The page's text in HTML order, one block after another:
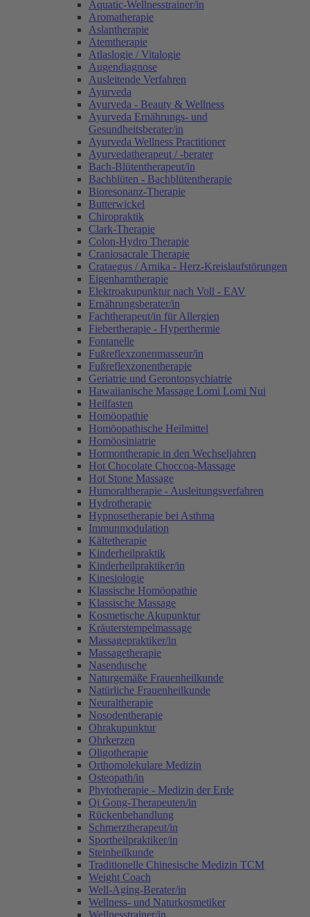
Aquatic-Wellnesstrainer/in
Aromatherapie
Aslantherapie
Atemtherapie
Atlaslogie / Vitalogie
Augendiagnose
Ausleitende Verfahren
Ayurveda
Ayurveda - Beauty & Wellness
Ayurveda Ernährungs- und
Gesundheitsberater/in
Ayurveda Wellness Practitioner
Ayurvedatherapeut / -berater
Bach-Blütentherapeut/in
Bachblüten - Bachblütentherapie
Bioresonanz-Therapie
Butterwickel
Chiropraktik
Clark-Therapie
Colon-Hydro Therapie
Craniosacrale Therapie
Crataegus / Arnika - Herz-Kreislaufstörungen
Eigenharntherapie
Elektroakupunktur nach Voll - EAV
Ernährungsberater/in
Fachtherapeut/in für Allergien
Fiebertherapie - Hyperthermie
Fontanelle
Fußreflexzonenmasseur/in
Fußreflexzonentherapie
Geriatrie und Gerontopsychiatrie
Hawaiianische Massage Lomi Lomi Nui
Heilfasten
Homöopathie
Homöopathische Heilmittel
Homöosiniatrie
Hormontherapie in den Wechseljahren
Hot Chocolate Choccoa-Massage
Hot Stone Massage
Humoraltherapie - Ausleitungsverfahren
Hydrotherapie
Hypnosetherapie bei Asthma
Immunmodulation
Kältetherapie
Kinderheilpraktik
Kinderheilpraktiker/in
Kinesiologie
Klassische Homöopathie
Klassische Massage
Kosmetische Akupunktur
Kräuterstempelmassage
Massagepraktiker/in
Massagetherapie
Nasendusche
Naturgemäße Frauenheilkunde
Natürliche Frauenheilkunde
Neuraltherapie
Nosodentherapie
Ohrakupunktur
Ohrkerzen
Oligotherapie
Orthomolekulare Medizin
Osteopath/in
Phytotherapie - Medizin der Erde
Qi Gong-Therapeuten/in
Rückenbehandlung
Schmerztherapeut/in
Sportheilpraktiker/in
Steinheilkunde
Traditionelle Chinesische Medizin TCM
Weight Coach
Well-Aging-Berater/in
Wellness- und Naturkosmetiker
Wellnesstrainer/in